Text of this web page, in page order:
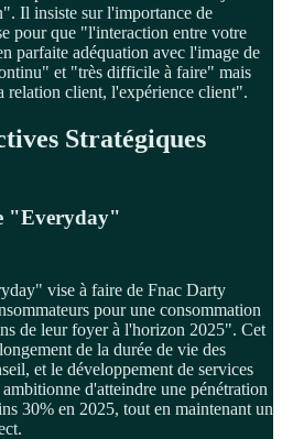
Il insiste sur l'importance de
pour que "l'interaction entre votre
parfaite adéquation avec l'image de
et "très difficile à faire" mais
relation client, l'expérience client".
Stratégiques
"Everyday"
vise à faire de Fnac Darty
pour une consommation
de leur foyer à l'horizon 2025". Cet
de la durée de vie des
et le développement de services
d'atteindre une pénétration
30% en 2025, tout en maintenant un